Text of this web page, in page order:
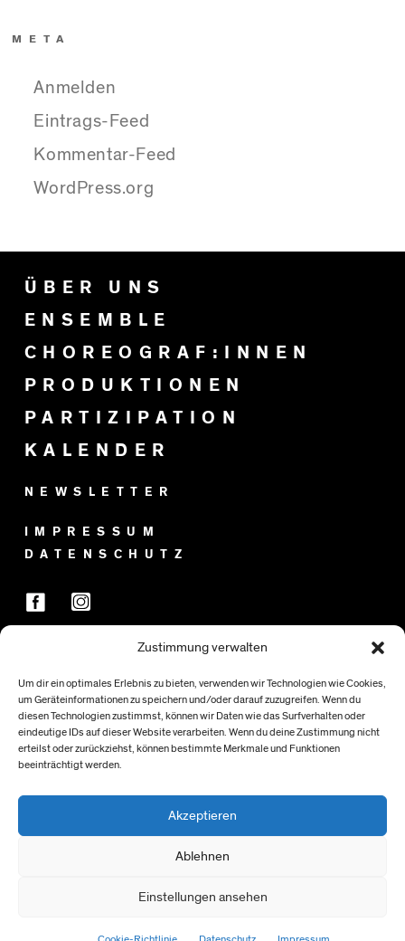
Zustimmung verwalten
Um dir ein optimales Erlebnis zu bieten, verwenden wir Technologien wie Cookies,
um Geräteinformationen zu speichern und/oder darauf zuzugreifen. Wenn du
diesen Technologien zustimmst, können wir Daten wie das Surfverhalten oder
eindeutige IDs auf dieser Website verarbeiten. Wenn du deine Zustimmung nicht
erteilst oder zurückziehst, können bestimmte Merkmale und Funktionen
beeinträchtigt werden.
Akzeptieren
Ablehnen
Einstellungen ansehen
META
Anmelden
Eintrags-Feed
Kommentar-Feed
WordPress.org
ÜBER UNS
ENSEMBLE
CHOREOGRAF:INNEN
PRODUKTIONEN
PARTIZIPATION
KALENDER
NEWSLETTER
IMPRESSUM
DATENSCHUTZ
FÖRDER:INNEN
> NACH OBEN